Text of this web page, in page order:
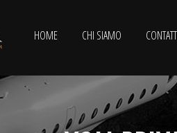
HOME CHI SIAMO